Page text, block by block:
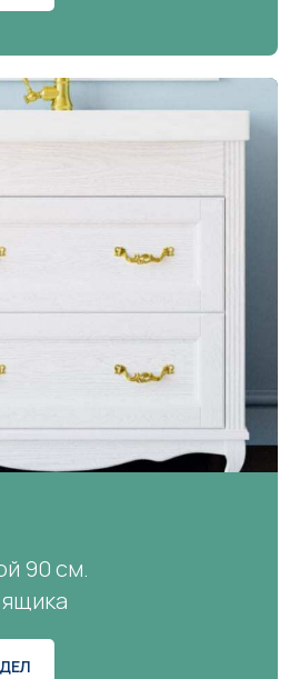
90 см.